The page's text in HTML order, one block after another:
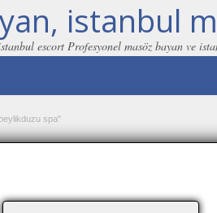
istanbul
escort Profesyonel masöz bayan ve
spa"